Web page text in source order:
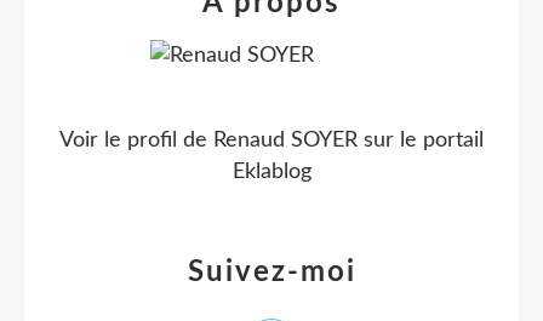
Suivez-moi
Voir le profil de Renaud SOYER sur le portail
Eklablog